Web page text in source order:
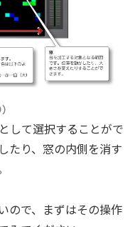
して選択することがで
たり、窓の内側を消す
ので、まずはその操作